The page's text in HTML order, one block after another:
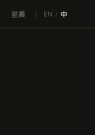
星叢 | EN / 中